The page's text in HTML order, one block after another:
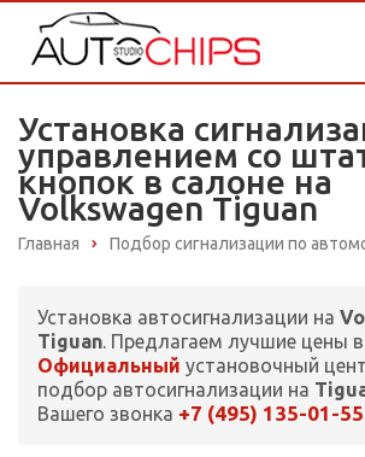
Установка
управлением со
кнопок в салоне на
Volkswagen Tiguan
Главная Подбор сигнализации по
Установка автосигнализации на
Tiguan. Предлагаем лучшие цены
Официальный установочный
подбор автосигнализации на
Вашего звонка +7 (495) 135-01-55